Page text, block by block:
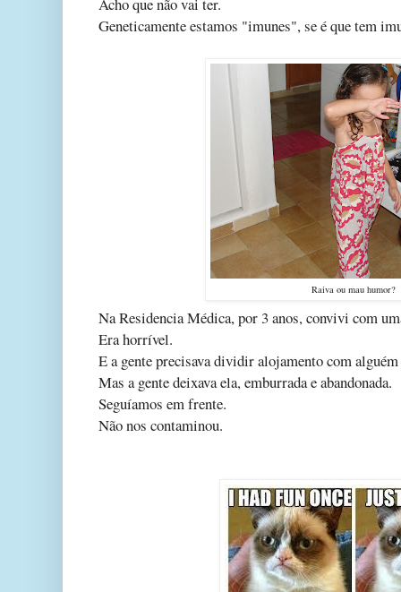
Acho que não vai ter.
Geneticamente estamos "imunes", se é que tem
Raiva ou mau humor?
Na Residencia Médica, por 3 anos, convivi com
Era horrível.
E a gente precisava dividir alojamento com
Mas a gente deixava ela, emburrada e abandonada.
Seguíamos em frente.
Não nos contaminou.